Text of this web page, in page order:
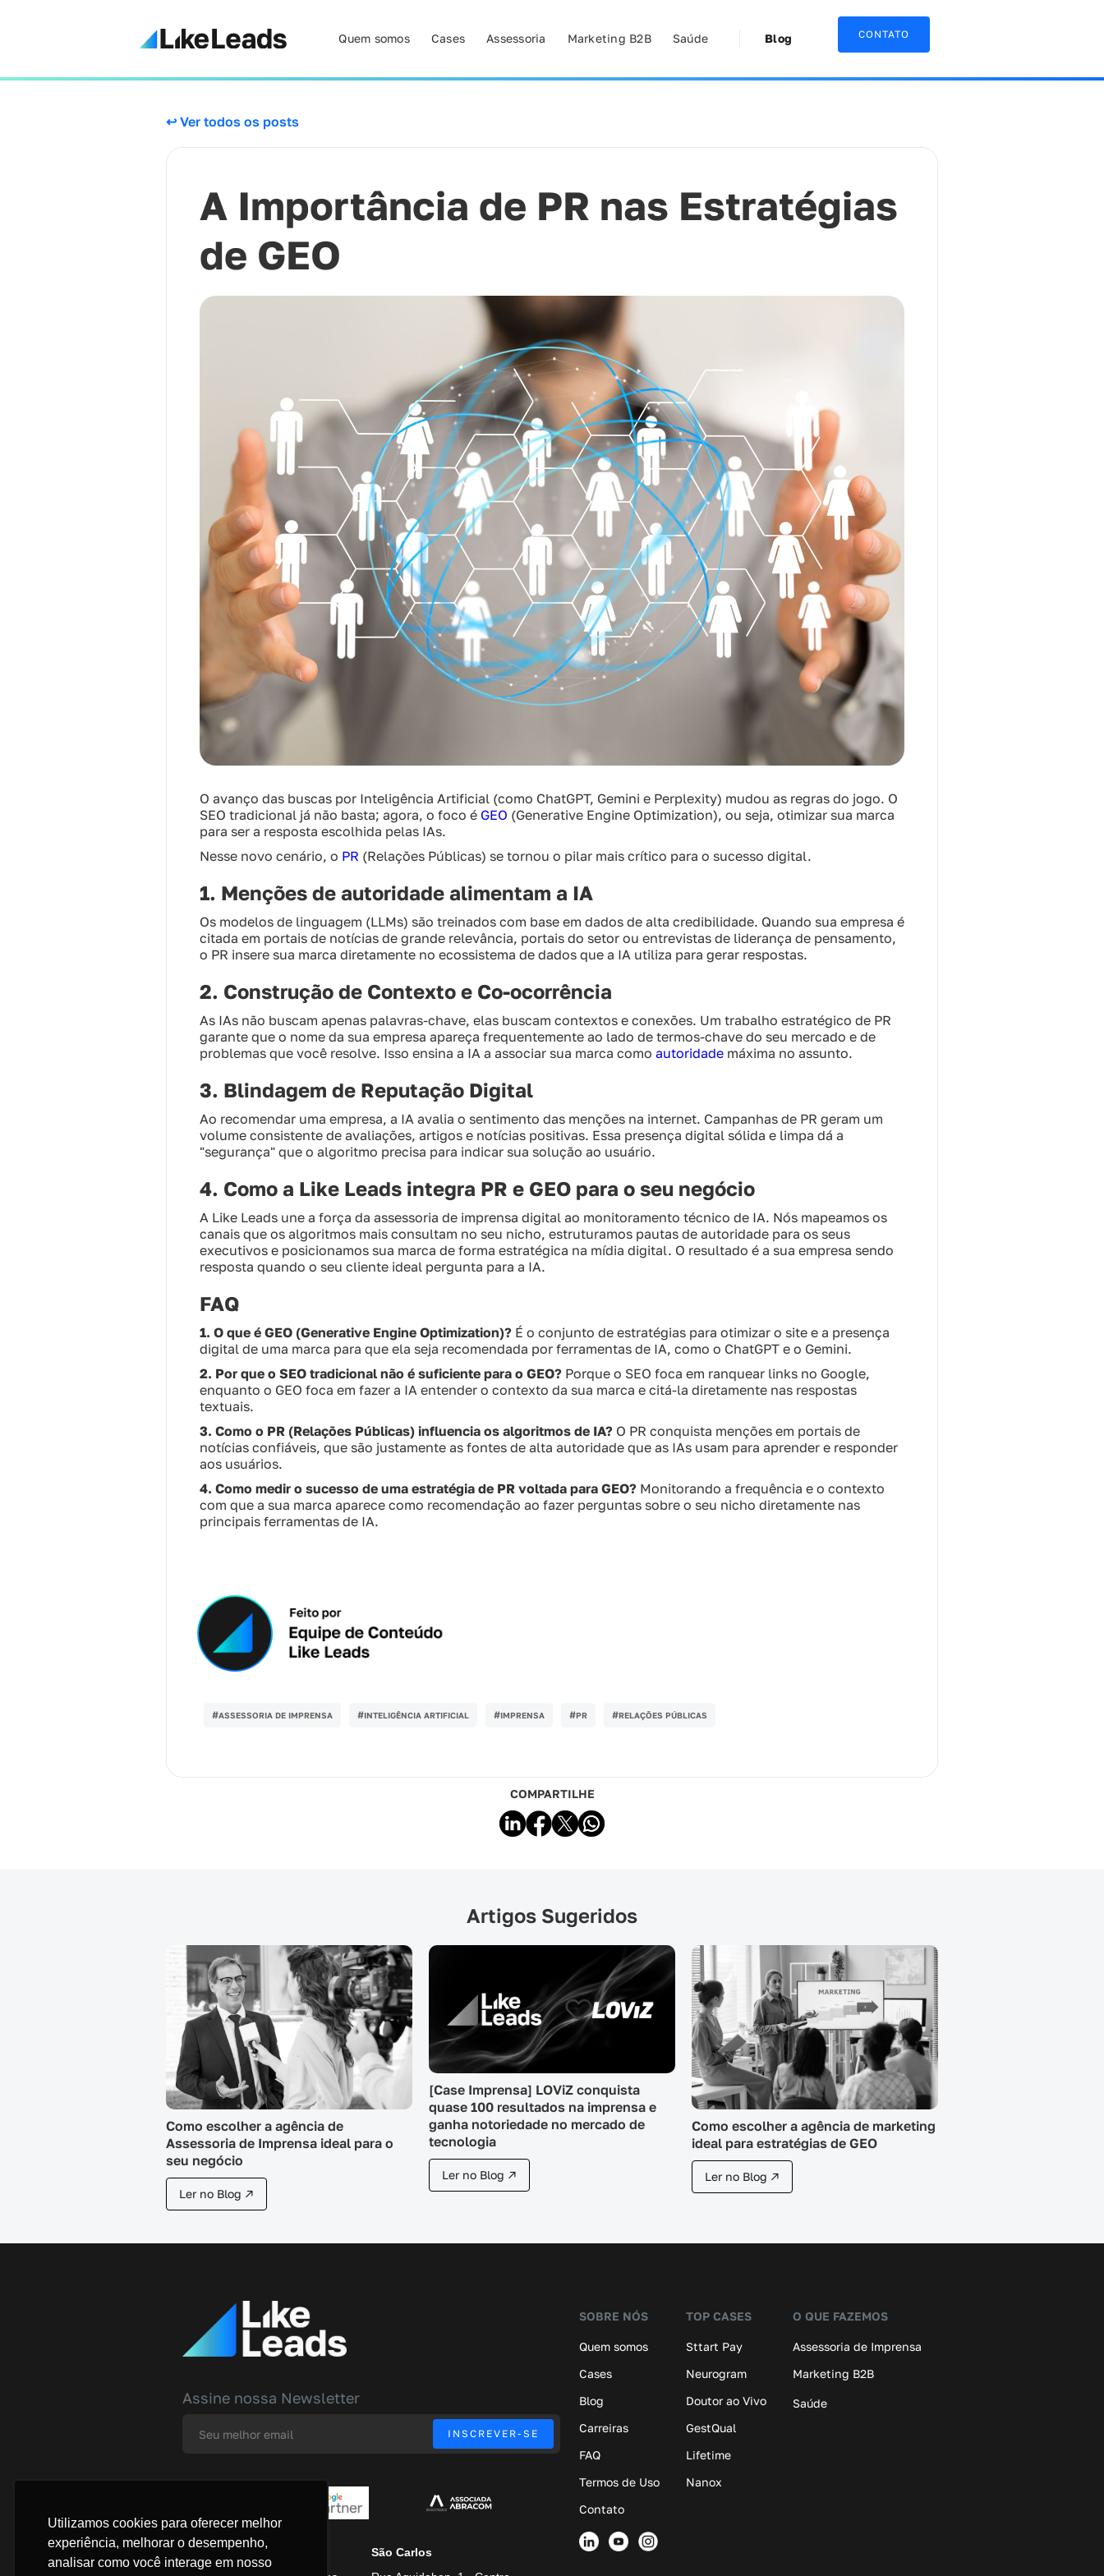
Utilizamos cookies para oferecer melhor
experiência, melhorar o desempenho,
analisar como você interage em nosso
Quem somos Cases Assessoria Marketing B2B Saúde Blog CONTATO
↩ Ver todos os posts
A Importância de PR nas Estratégias
de GEO
O avanço das buscas por Inteligência Artificial (como ChatGPT, Gemini e Perplexity) mudou as regras do jogo. O
SEO tradicional já não basta; agora, o foco é GEO (Generative Engine Optimization), ou seja, otimizar sua marca
para ser a resposta escolhida pelas IAs.
Nesse novo cenário, o PR (Relações Públicas) se tornou o pilar mais crítico para o sucesso digital.
1. Menções de autoridade alimentam a IA
Os modelos de linguagem (LLMs) são treinados com base em dados de alta credibilidade. Quando sua empresa é
citada em portais de notícias de grande relevância, portais do setor ou entrevistas de liderança de pensamento,
o PR insere sua marca diretamente no ecossistema de dados que a IA utiliza para gerar respostas.
2. Construção de Contexto e Co-ocorrência
As IAs não buscam apenas palavras-chave, elas buscam contextos e conexões. Um trabalho estratégico de PR
garante que o nome da sua empresa apareça frequentemente ao lado de termos-chave do seu mercado e de
problemas que você resolve. Isso ensina a IA a associar sua marca como autoridade máxima no assunto.
3. Blindagem de Reputação Digital
Ao recomendar uma empresa, a IA avalia o sentimento das menções na internet. Campanhas de PR geram um
volume consistente de avaliações, artigos e notícias positivas. Essa presença digital sólida e limpa dá a
"segurança" que o algoritmo precisa para indicar sua solução ao usuário.
4. Como a Like Leads integra PR e GEO para o seu negócio
A Like Leads une a força da assessoria de imprensa digital ao monitoramento técnico de IA. Nós mapeamos os
canais que os algoritmos mais consultam no seu nicho, estruturamos pautas de autoridade para os seus
executivos e posicionamos sua marca de forma estratégica na mídia digital. O resultado é a sua empresa sendo
resposta quando o seu cliente ideal pergunta para a IA.
FAQ
1. O que é GEO (Generative Engine Optimization)? É o conjunto de estratégias para otimizar o site e a presença
digital de uma marca para que ela seja recomendada por ferramentas de IA, como o ChatGPT e o Gemini.
2. Por que o SEO tradicional não é suficiente para o GEO? Porque o SEO foca em ranquear links no Google,
enquanto o GEO foca em fazer a IA entender o contexto da sua marca e citá-la diretamente nas respostas
textuais.
3. Como o PR (Relações Públicas) influencia os algoritmos de IA? O PR conquista menções em portais de
notícias confiáveis, que são justamente as fontes de alta autoridade que as IAs usam para aprender e responder
aos usuários.
4. Como medir o sucesso de uma estratégia de PR voltada para GEO? Monitorando a frequência e o contexto
com que a sua marca aparece como recomendação ao fazer perguntas sobre o seu nicho diretamente nas
principais ferramentas de IA.
#ASSESSORIA DE IMPRENSA #INTELIGÊNCIA ARTIFICIAL #IMPRENSA #PR #RELAÇÕES PÚBLICAS
COMPARTILHE
Artigos Sugeridos
Como escolher a agência de
Assessoria de Imprensa ideal para o
seu negócio
Ler no Blog ↗
[Case Imprensa] LOViZ conquista
quase 100 resultados na imprensa e
ganha notoriedade no mercado de
tecnologia
Ler no Blog ↗
Como escolher a agência de marketing
ideal para estratégias de GEO
Ler no Blog ↗
Assine nossa Newsletter
São Paulo
São Carlos
SOBRE NÓS
Quem somos
Cases
Blog
Carreiras
FAQ
Termos de Uso
Contato
TOP CASES
Sttart Pay
Neurogram
Doutor ao Vivo
GestQual
Lifetime
Nanox
O QUE FAZEMOS
Assessoria de Imprensa
Marketing B2B
Saúde